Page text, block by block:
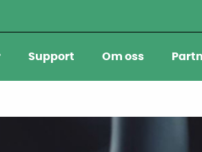
Support Om oss